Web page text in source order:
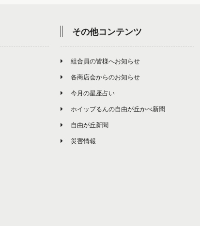
その他コンテンツ
組合員の皆様へお知らせ
各商店会からのお知らせ
今月の星座占い
ホイップるんの自由が丘かべ新聞
自由が丘新聞
災害情報